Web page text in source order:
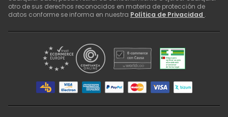
otro de sus derechos reconocidos en materia de protección de
datos conforme se informa en nuestra Política de Privacidad .